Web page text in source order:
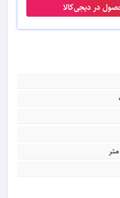
در دیجی‌کالا